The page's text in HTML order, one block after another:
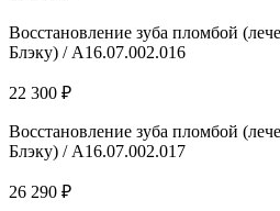
Восстановление зуба пломбой
Блэку) / А16.07.002.016
22 300 ₽
Восстановление зуба пломбой
Блэку) / А16.07.002.017
26 290 ₽